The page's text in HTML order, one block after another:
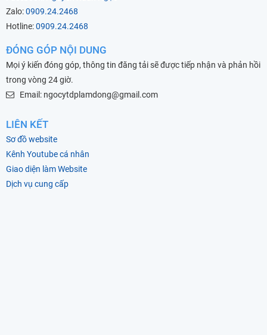
Zalo:0909.24.2468
Hotline:0909.24.2468
ĐÓNG GÓP NỘI DUNG
Mọi ý kiến đóng góp, thông tin đăng tải sẽ được tiếp nhận và phản hồi
trong vòng 24 giờ.
Email: ngocytdplamdong@gmail.com
LIÊN KẾT
Sơ đồ website
Kênh Youtube cá nhân
Giao diện làm Website
Dịch vụ cung cấp